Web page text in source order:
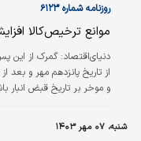
روزنامه شماره ۶۱۲۳
موانع ترخیص‌کالا
دنیای‌اقتصاد: گمرک از این
از تاریخ پانزدهم مهر و بعد
و موخر بر تاریخ قبض انبار
شنبه، ۰۷ مهر ۱۴۰۳